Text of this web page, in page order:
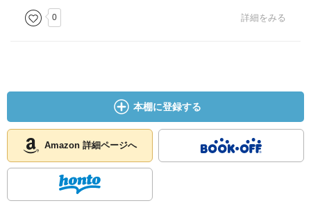
0 詳細をみる
本棚に登録する
Amazon 詳細ページへ